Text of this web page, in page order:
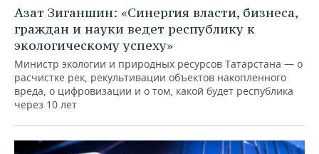
Азат Зиганшин: «Синергия власти, бизнеса,
граждан и науки ведет республику к
экологическому успеху»
Министр экологии и природных ресурсов Татарстана — о
расчистке рек, рекультивации объектов накопленного
вреда, о цифровизации и о том, какой будет республика
через 10 лет